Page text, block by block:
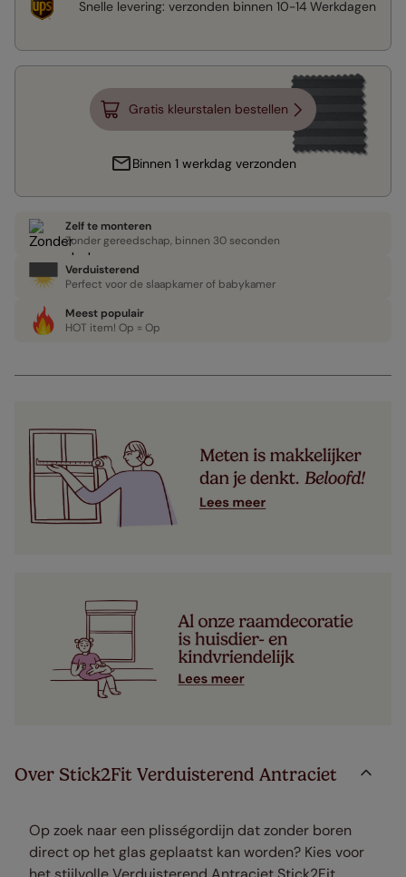
Snelle levering: verzonden binnen 10-14 Werkdagen
Gratis kleurstalen bestellen
Binnen 1 werkdag verzonden
Zelf te monteren
Zonder gereedschap, binnen 30 seconden
Verduisterend
Perfect voor de slaapkamer of babykamer
Meest populair
HOT item! Op = Op
Over Stick2Fit Verduisterend Antraciet
Op zoek naar een plisségordijn dat zonder boren
direct op het glas geplaatst kan worden? Kies voor